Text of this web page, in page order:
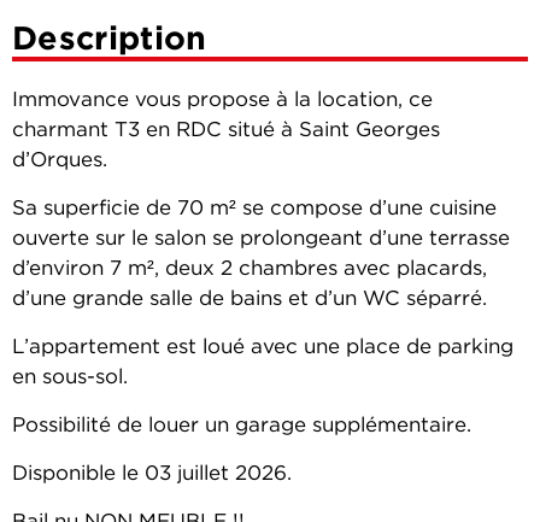
Description
Immovance vous propose à la location, ce
charmant T3 en RDC situé à Saint Georges
d’Orques.
Sa superficie de 70 m² se compose d’une cuisine
ouverte sur le salon se prolongeant d’une terrasse
d’environ 7 m², deux 2 chambres avec placards,
d’une grande salle de bains et d’un WC séparré.
L’appartement est loué avec une place de parking
en sous-sol.
Possibilité de louer un garage supplémentaire.
Disponible le 03 juillet 2026.